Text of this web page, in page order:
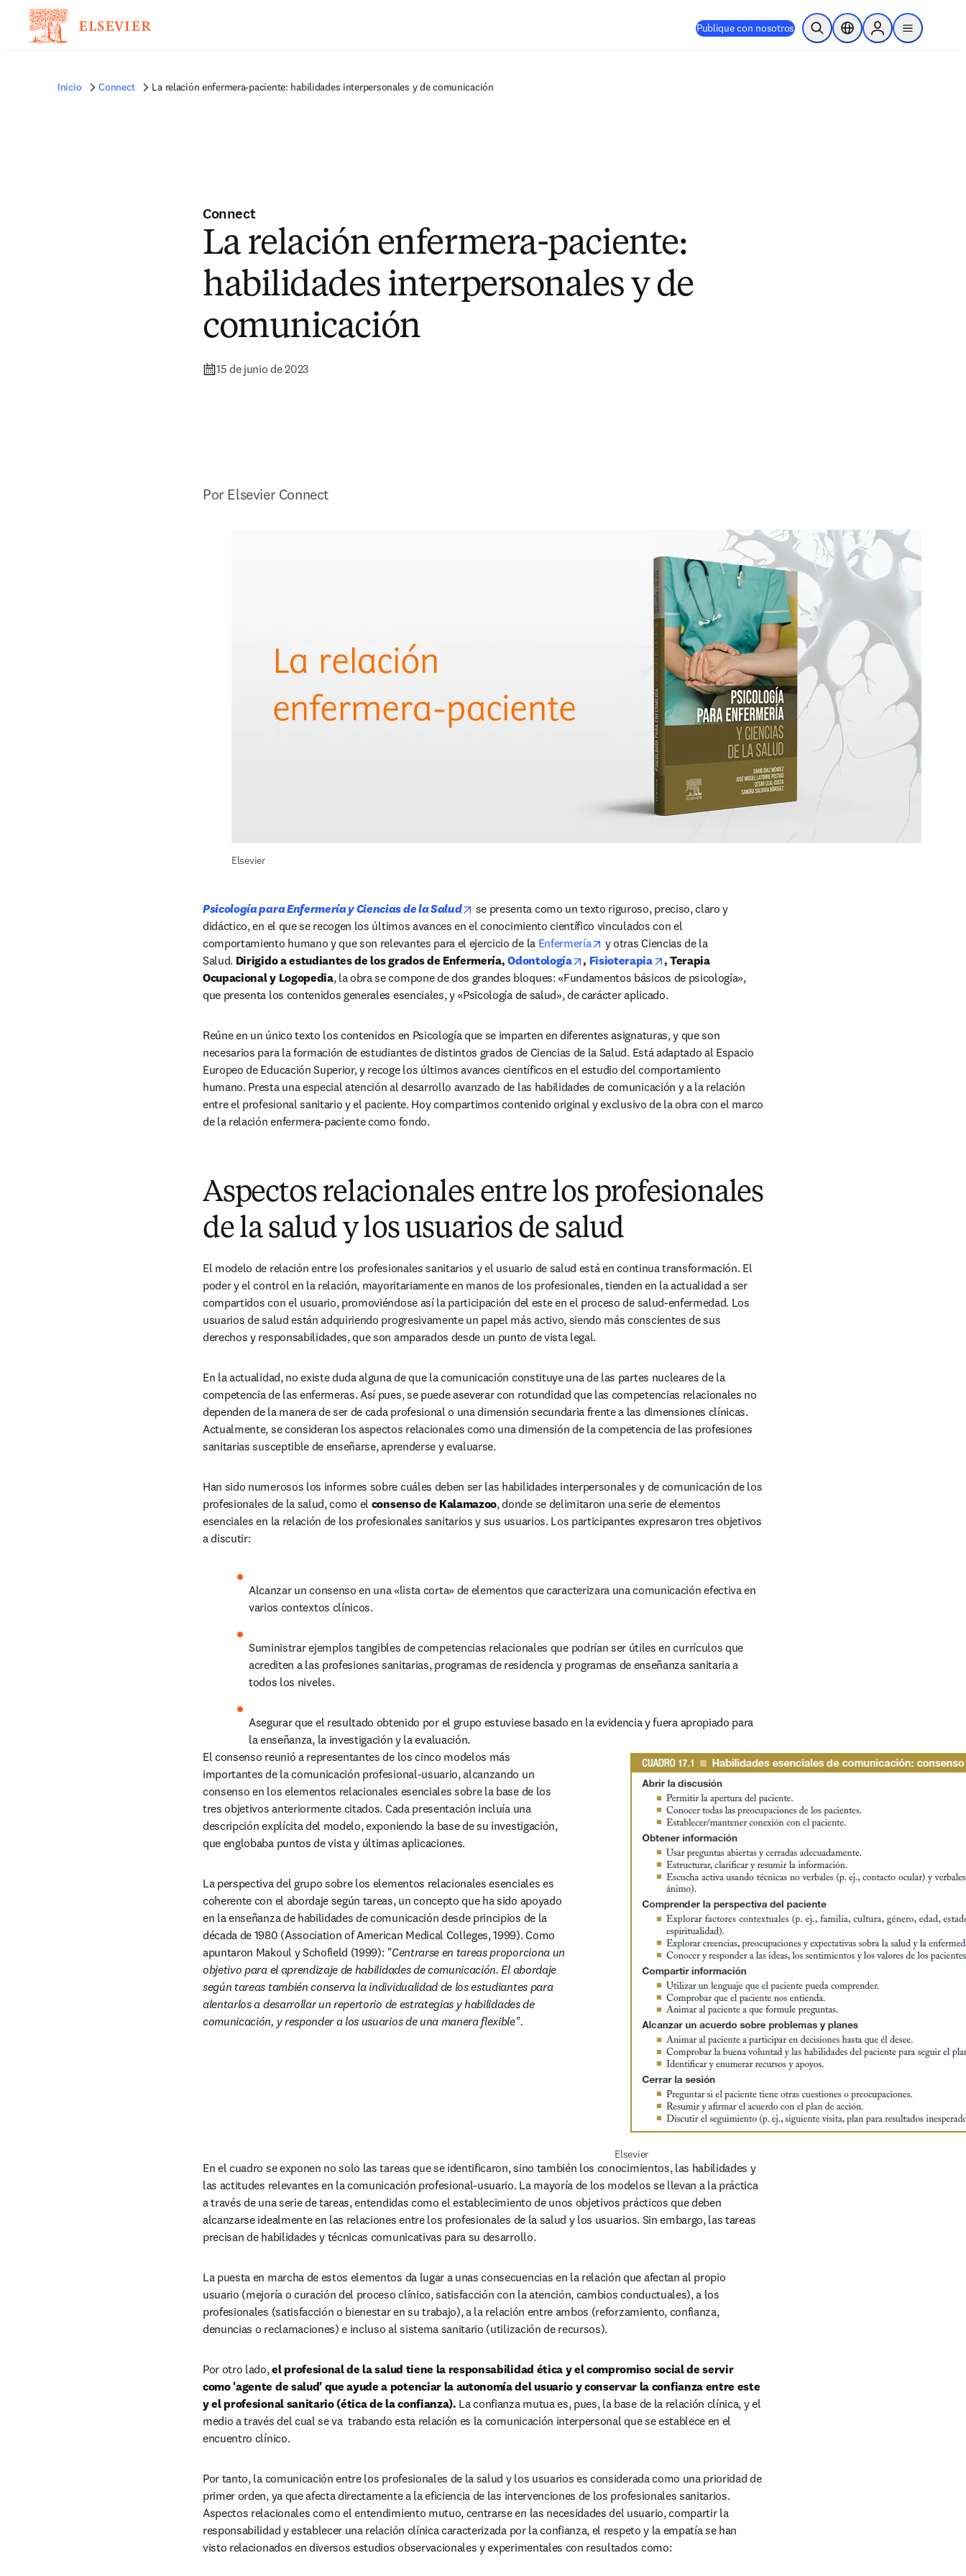
Publique con nosotros Abrir búsquedaSelector de ubicación
Sign in to products
menu
Inicio Connect La relación enfermera-paciente: habilidades interpersonales y de comunicación
Connect
La relación enfermera-paciente:
habilidades interpersonales y de
comunicación
15 de junio de 2023
Por Elsevier Connect
Elsevier
Psicología para Enfermería y Ciencias de la Salud opens in new tab/window
se presenta como un texto riguroso, preciso, claro y
didáctico, en el que se recogen los últimos avances en el conocimiento científico vinculados con el
comportamiento humano y que son relevantes para el ejercicio de la Enfermería opens in new tab/window
y otras Ciencias de la
Salud. Dirigido a estudiantes de los grados de Enfermería, Odontología opens in new tab/window
, Fisioterapia opens in new tab/window
, Terapia
Ocupacional y Logopedia, la obra se compone de dos grandes bloques: «Fundamentos básicos de psicología»,
que presenta los contenidos generales esenciales, y «Psicología de salud», de carácter aplicado.
Reúne en un único texto los contenidos en Psicología que se imparten en diferentes asignaturas, y que son
necesarios para la formación de estudiantes de distintos grados de Ciencias de la Salud. Está adaptado al Espacio
Europeo de Educación Superior, y recoge los últimos avances científicos en el estudio del comportamiento
humano. Presta una especial atención al desarrollo avanzado de las habilidades de comunicación y a la relación
entre el profesional sanitario y el paciente. Hoy compartimos contenido original y exclusivo de la obra con el marco
de la relación enfermera-paciente como fondo.
Aspectos relacionales entre los profesionales
de la salud y los usuarios de salud
El modelo de relación entre los profesionales sanitarios y el usuario de salud está en continua transformación. El
poder y el control en la relación, mayoritariamente en manos de los profesionales, tienden en la actualidad a ser
compartidos con el usuario, promoviéndose así la participación del este en el proceso de salud-enfermedad. Los
usuarios de salud están adquiriendo progresivamente un papel más activo, siendo más conscientes de sus
derechos y responsabilidades, que son amparados desde un punto de vista legal.
En la actualidad, no existe duda alguna de que la comunicación constituye una de las partes nucleares de la
competencia de las enfermeras. Así pues, se puede aseverar con rotundidad que las competencias relacionales no
dependen de la manera de ser de cada profesional o una dimensión secundaria frente a las dimensiones clínicas.
Actualmente, se consideran los aspectos relacionales como una dimensión de la competencia de las profesiones
sanitarias susceptible de enseñarse, aprenderse y evaluarse.
Han sido numerosos los informes sobre cuáles deben ser las habilidades interpersonales y de comunicación de los
profesionales de la salud, como el consenso de Kalamazoo, donde se delimitaron una serie de elementos
esenciales en la relación de los profesionales sanitarios y sus usuarios. Los participantes expresaron tres objetivos
a discutir:
Alcanzar un consenso en una «lista corta» de elementos que caracterizara una comunicación efectiva en
varios contextos clínicos.
Suministrar ejemplos tangibles de competencias relacionales que podrían ser útiles en currículos que
acrediten a las profesiones sanitarias, programas de residencia y programas de enseñanza sanitaria a
todos los niveles.
Asegurar que el resultado obtenido por el grupo estuviese basado en la evidencia y fuera apropiado para
la enseñanza, la investigación y la evaluación.
El consenso reunió a representantes de los cinco modelos más
importantes de la comunicación profesional-usuario, alcanzando un
consenso en los elementos relacionales esenciales sobre la base de los
tres objetivos anteriormente citados. Cada presentación incluía una
descripción explícita del modelo, exponiendo la base de su investigación,
que englobaba puntos de vista y últimas aplicaciones.
La perspectiva del grupo sobre los elementos relacionales esenciales es
coherente con el abordaje según tareas, un concepto que ha sido apoyado
en la enseñanza de habilidades de comunicación desde principios de la
década de 1980 (Association of American Medical Colleges, 1999). Como
apuntaron Makoul y Schofield (1999): "Centrarse en tareas proporciona un
objetivo para el aprendizaje de habilidades de comunicación. El abordaje
según tareas también conserva la individualidad de los estudiantes para
alentarlos a desarrollar un repertorio de estrategias y habilidades de
comunicación, y responder a los usuarios de una manera flexible".
Elsevier
En el cuadro se exponen no solo las tareas que se identificaron, sino también los conocimientos, las habilidades y
las actitudes relevantes en la comunicación profesional-usuario. La mayoría de los modelos se llevan a la práctica
a través de una serie de tareas, entendidas como el establecimiento de unos objetivos prácticos que deben
alcanzarse idealmente en las relaciones entre los profesionales de la salud y los usuarios. Sin embargo, las tareas
precisan de habilidades y técnicas comunicativas para su desarrollo.
La puesta en marcha de estos elementos da lugar a unas consecuencias en la relación que afectan al propio
usuario (mejoría o curación del proceso clínico, satisfacción con la atención, cambios conductuales), a los
profesionales (satisfacción o bienestar en su trabajo), a la relación entre ambos (reforzamiento, confianza,
denuncias o reclamaciones) e incluso al sistema sanitario (utilización de recursos).
Por otro lado, el profesional de la salud tiene la responsabilidad ética y el compromiso social de servir
como 'agente de salud' que ayude a potenciar la autonomía del usuario y conservar la confianza entre este
y el profesional sanitario (ética de la confianza). La confianza mutua es, pues, la base de la relación clínica, y el
medio a través del cual se va  trabando esta relación es la comunicación interpersonal que se establece en el
encuentro clínico.
Por tanto, la comunicación entre los profesionales de la salud y los usuarios es considerada como una prioridad de
primer orden, ya que afecta directamente a la eficiencia de las intervenciones de los profesionales sanitarios.
Aspectos relacionales como el entendimiento mutuo, centrarse en las necesidades del usuario, compartir la
responsabilidad y establecer una relación clínica caracterizada por la confianza, el respeto y la empatía se han
visto relacionados en diversos estudios observacionales y experimentales con resultados como: